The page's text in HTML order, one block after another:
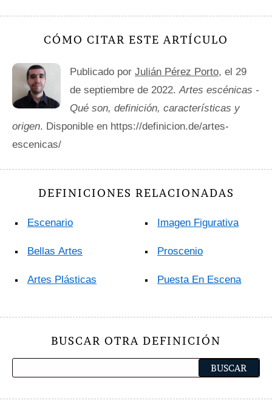
CÓMO CITAR ESTE ARTÍCULO
Publicado por Julián Pérez Porto, el 29
de septiembre de 2022.Artes escénicas -
Qué son, definición, características y
origen. Disponible en https://definicion.de/artes-
escenicas/
DEFINICIONES RELACIONADAS
Escenario
Bellas Artes
Artes Plásticas
Imagen Figurativa
Proscenio
Puesta En Escena
BUSCAR OTRA DEFINICIÓN